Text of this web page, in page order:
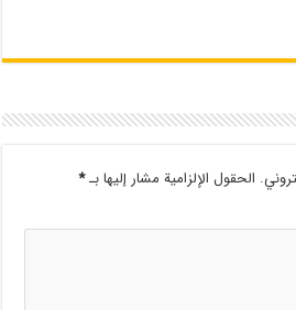
الحقول الإلزامية مشار إليها بـ*